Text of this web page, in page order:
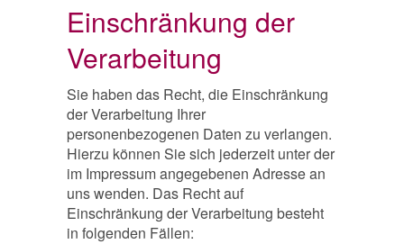
Einschränkung der
Verarbeitung
Sie haben das Recht, die Einschränkung
der Verarbeitung Ihrer
personenbezogenen Daten zu verlangen.
Hierzu können Sie sich jederzeit unter der
im Impressum angegebenen Adresse an
uns wenden. Das Recht auf
Einschränkung der Verarbeitung besteht
in folgenden Fällen: